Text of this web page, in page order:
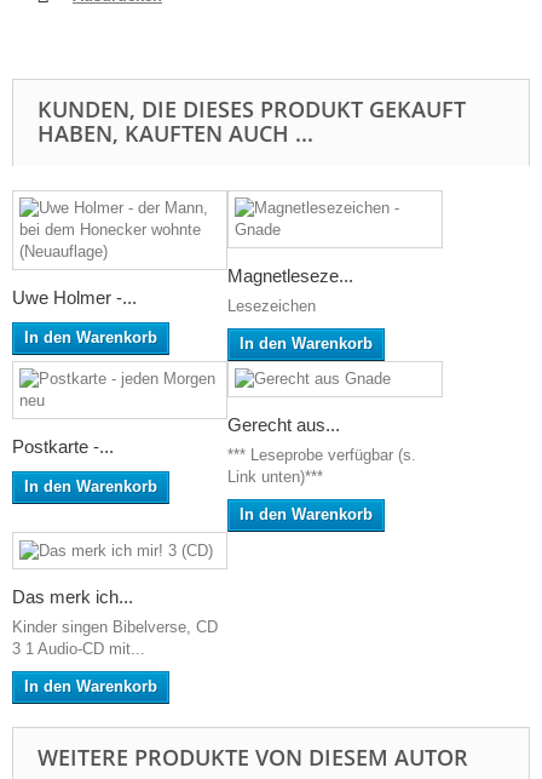
KUNDEN, DIE DIESES PRODUKT GEKAUFT
HABEN, KAUFTEN AUCH ...
Uwe Holmer -...
In den Warenkorb
Magnetleseze...
Lesezeichen
In den Warenkorb
Postkarte -...
In den Warenkorb
Gerecht aus...
*** Leseprobe verfügbar (s.
Link unten)***
In den Warenkorb
Das merk ich...
Kinder singen Bibelverse, CD
3 1 Audio-CD mit...
In den Warenkorb
WEITERE PRODUKTE VON DIESEM AUTOR